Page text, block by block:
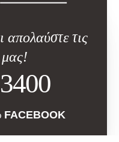
απολαύστε τις
μας!
FACEBOOK